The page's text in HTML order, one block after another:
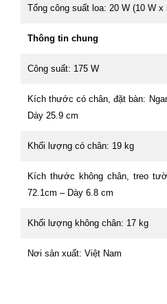
Tổng công suất loa: 20 W (10 W x
Thông tin chung
Công suất: 175 W
Kích thước có chân, đặt bàn:
Dày 25.9 cm
Khối lượng có chân: 19 kg
Kích thước không chân, treo
72.1cm – Dày 6.8 cm
Khối lượng không chân: 17 kg
Nơi sản xuất: Việt Nam